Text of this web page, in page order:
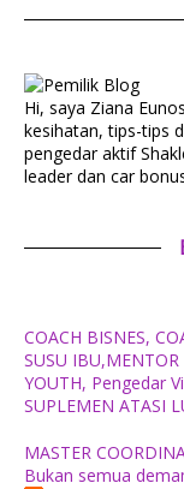
Hi, saya Ziana
kesihatan, tips-tips
pengedar aktif
leader dan car
COACH BISNES,
SUSU
YOUTH, Pengedar
SUPLEMEN ATASI
MASTER
Bukan semua